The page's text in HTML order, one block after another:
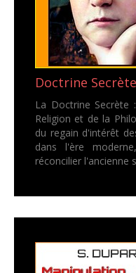
Doctrine
La Doctrine Secrète
Religion et de la
du regain d'intérêt
dans l'ère
réconcilier l'ancienne